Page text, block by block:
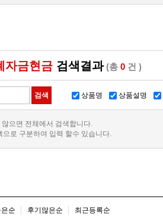
자금현금 검색결과(총 0 건 )
상품명 상품설명
으면 전체에서 검색합니다.
로 구분하여 입력 할수 있습니다.
순 후기많은순 최근등록순